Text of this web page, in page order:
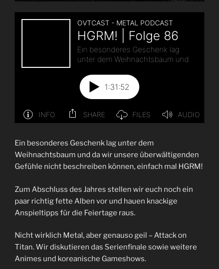
Ein besonderes Geschenk lag unter dem
Weihnachtsbaum und da wir unsere überwältigenden
Gefühle nicht beschreiben können, einfach mal HGRM!
Zum Abschluss des Jahres stellen wir euch noch ein
paar richtig fette Alben vor und hauen knackige
Anspieltipps für die Feiertage raus.
Nicht wirklich Metal, aber genauso geil – Attack on
Titan. Wir diskutieren das Serienfinale sowie weitere
Animes und koreanische Gameshows.